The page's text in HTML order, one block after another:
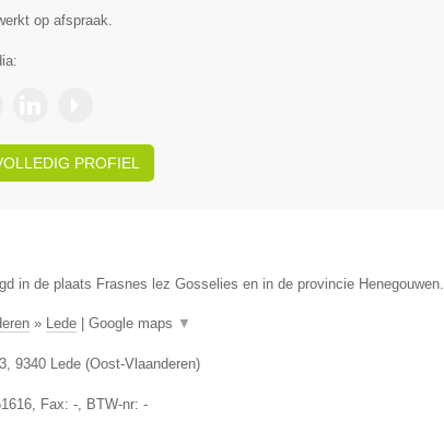
op afspraak.
PROFIEL
in de plaats Frasnes lez Gosselies en in de provincie Henegouwen.
» Lede| Google maps ▼
, 9340 Lede(Oost-Vlaanderen)
, Fax: -, BTW-nr: -